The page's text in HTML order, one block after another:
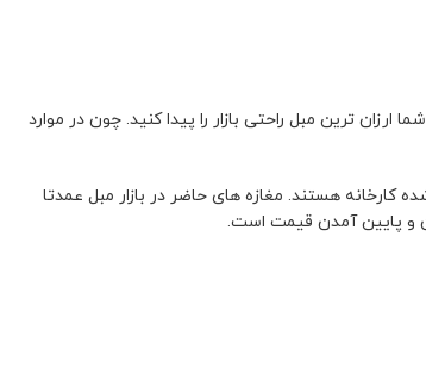
ترین مبل راحتی بازار را پیدا کنید. چون در موارد
هستند. مغازه های حاضر در بازار مبل عمدتا
و پایین آمدن قیمت است.